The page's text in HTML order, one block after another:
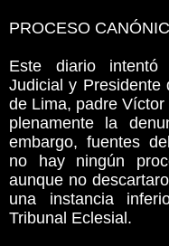
PROCESO
Este diario
Judicial y Presidente
de Lima, padre
plenamente la
embargo, fuentes
no hay ningún
aunque no
una instancia
Tribunal Eclesial.